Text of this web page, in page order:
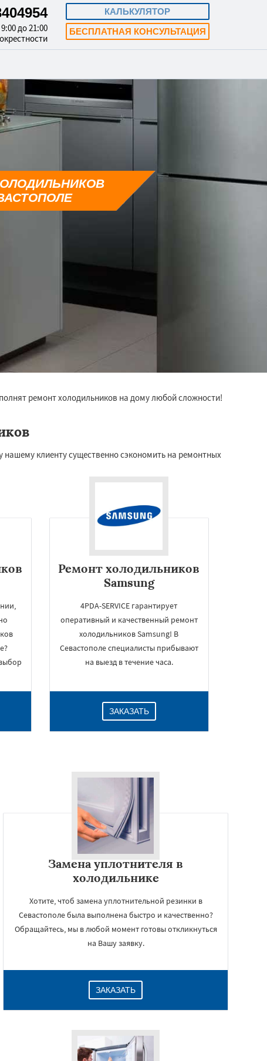
КАЛЬКУЛЯТОР
БЕСПЛАТНАЯ КОНСУЛЬТАЦИЯ
до 21:00
ремонт холодильников на дому любой сложности!
клиенту существенно сэкономить на ремонтных
Ремонт холодильников
Samsung
4PDA-SERVICE гарантирует
оперативный и качественный ремонт
холодильников Samsung! В
Севастополе специалисты прибывают
на выезд в течение часа.
ЗАКАЗАТЬ
Замена уплотнителя в
холодильнике
Хотите, чтоб замена уплотнительной резинки в
Севастополе была выполнена быстро и качественно?
Обращайтесь, мы в любой момент готовы откликнуться
на Вашу заявку.
ЗАКАЗАТЬ